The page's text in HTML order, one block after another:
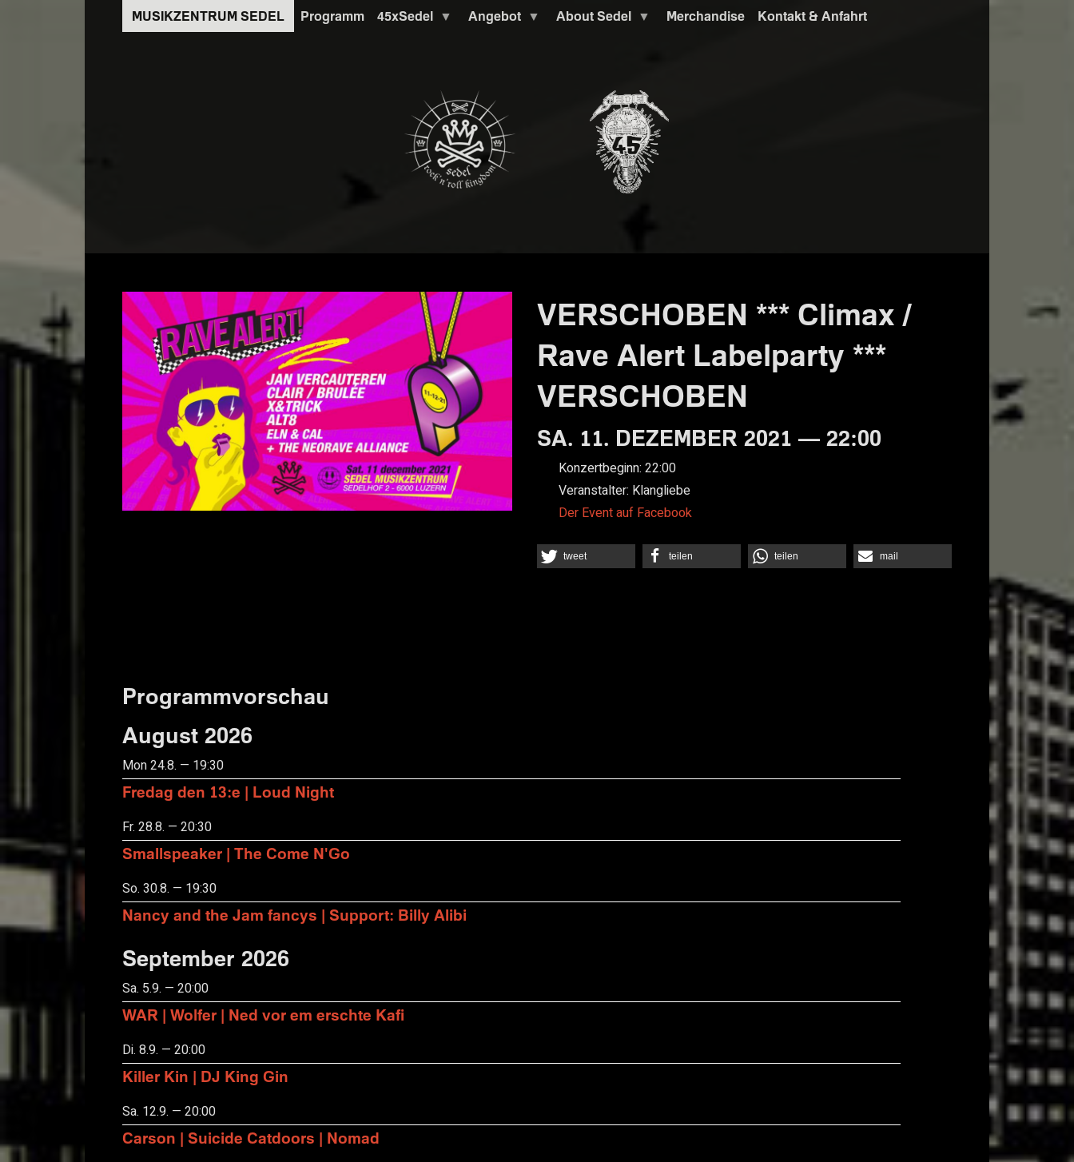
Programm 45xSedel Angebot About Sedel Merchandise Kontakt & Anfahrt
VERSCHOBEN *** Climax /
Rave Alert Labelparty ***
VERSCHOBEN
SA. 11. DEZEMBER 2021 — 22:00
Konzertbeginn: 22:00
Veranstalter: Klangliebe
Der Event auf Facebook
tweet teilen teilen mail
Programmvorschau
August 2026
Mon 24.8. — 19:30
Fredag den 13:e | Loud Night
Fr. 28.8. — 20:30
Smallspeaker | The Come N'Go
So. 30.8. — 19:30
Nancy and the Jam fancys | Support: Billy Alibi
September 2026
Sa. 5.9. — 20:00
WAR | Wolfer | Ned vor em erschte Kafi
Di. 8.9. — 20:00
Killer Kin | DJ King Gin
Sa. 12.9. — 20:00
Carson | Suicide Catdoors | Nomad